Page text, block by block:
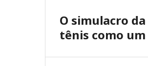
O simulacro
tênis como